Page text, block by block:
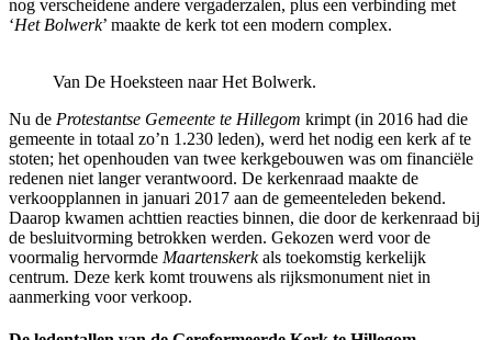
nog verscheidene andere vergaderzalen, plus een verbinding met
‘Het Bolwerk’ maakte de kerk tot een modern complex.
Van De Hoeksteen naar Het Bolwerk.
Nu de Protestantse Gemeente te Hillegom krimpt (in 2016 had die
gemeente in totaal zo’n 1.230 leden), werd het nodig een kerk af te
stoten; het openhouden van twee kerkgebouwen was om financiële
redenen niet langer verantwoord. De kerkenraad maakte de
verkoopplannen in januari 2017 aan de gemeenteleden bekend.
Daarop kwamen achttien reacties binnen, die door de kerkenraad bij
de besluitvorming betrokken werden. Gekozen werd voor de
voormalig hervormde Maartenskerkals toekomstig kerkelijk
centrum. Deze kerk komt trouwens als rijksmonument niet in
aanmerking voor verkoop.